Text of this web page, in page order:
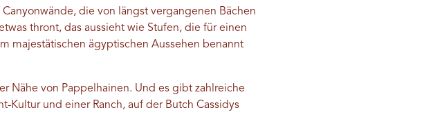
die von längst vergangenen Bächen
thront, das aussieht wie Stufen, die für einen
majestätischen ägyptischen Aussehen benannt
Nähe von Pappelhainen. Und es gibt zahlreiche
Kultur und einer Ranch, auf der Butch Cassidys